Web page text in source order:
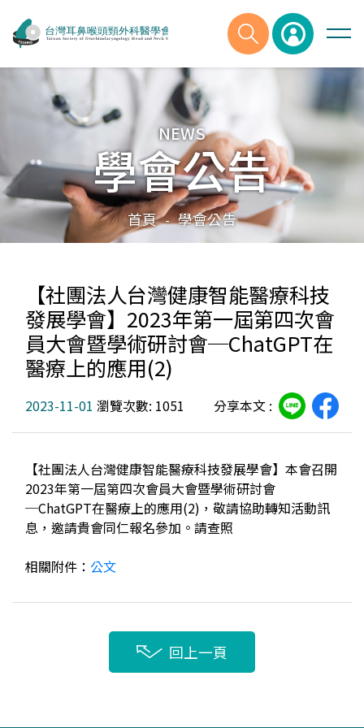
NEWS
學會公告
首頁 - 學會公告
【社團法人台灣健康智能醫療科技
發展學會】2023年第一屆第四次會
員大會暨學術研討會─ChatGPT在
醫療上的應用(2)
2023-11-01 瀏覽次數: 1051 分享本文 :
【社團法人台灣健康智能醫療科技發展學會】本會召開
2023年第一屆第四次會員大會暨學術研討會
─ChatGPT在醫療上的應用(2)，敬請協助轉知活動訊
息，邀請貴會同仁報名參加。請查照
相關附件： 公文
回上一頁